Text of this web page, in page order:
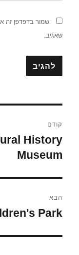
שמור בדפדפן זה
שאגיב.
קודם
הפוסט
הקודם:
History
Museum
הבא
הפוסט
Park